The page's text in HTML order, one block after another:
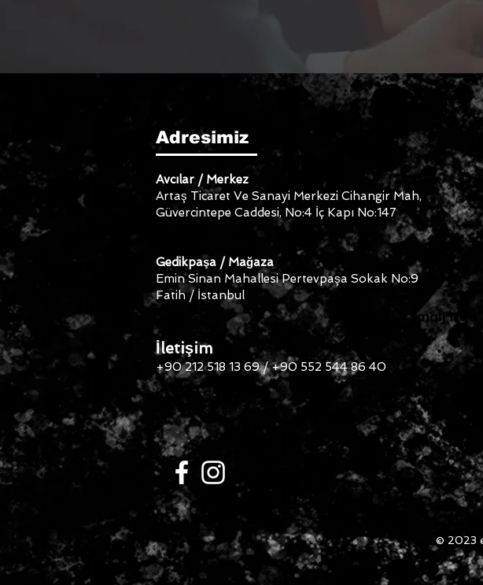
Adresimiz
Avcılar / Merkez
Artaş Ticaret Ve Sanayi Merkezi Cihangir Mah,
Güvercintepe Caddesi, No:4 İç Kapı No:147
Gedikpaşa / Mağaza
Emin Sinan Mahallesi Pertevpaşa Sokak No:9
Fatih / İstanbul
İletişim
+90 212 518 13 69 / +90 552 544 86 40
Small Title
© 2023